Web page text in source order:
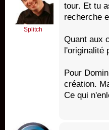
Splitch
tour. Et tu
recherche
Quant aux
l'originalité
Pour
création.
Ce qui